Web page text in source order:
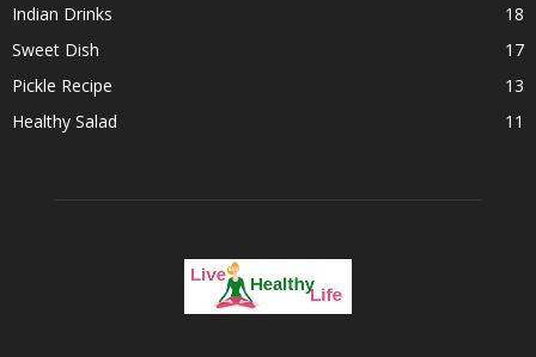
Indian Drinks
18
Sweet Dish
17
Pickle Recipe
13
Healthy Salad
11